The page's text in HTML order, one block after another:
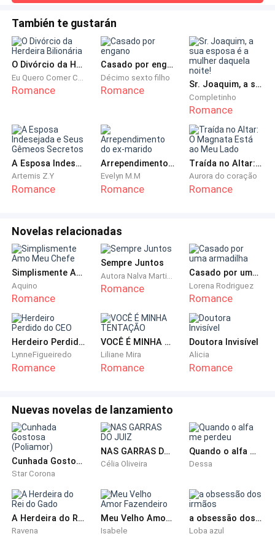
época de caserna.
As duas levantaram-se quando Helena entrou.
—Leoa, disse Sílvia, abrindo um sorriso. O apelido não
era apenas símbolo de força, mas de respeito.
—Bom tê-la de volta.
—Só estou aqui porque disseram que é missão classe
vermelha. Respondeu Helena, seca.
—Se for proteção de político em campanha, podem
arrumar outra.
—Não é isso, disse Dandara, empurrando um dossiê
grosso sobre a mesa.
—É proteção de alto risco. Perfil corporativo.
—Mas com histórico de ameaças e investigações
abertas.
—Ele está no topo da lista de alvos de dois grupos
extremistas.
Helena folheou as páginas sem pressa. O nome na
capa a fez franzir a testa.
Leonardo Bianchi.
O magnata da Bianchi Group. Conhecido por sua
tempestade que se formava ao redor dele. Aquela
inocência era ao mesmo tempo seu maior tesouro e sua
maior vulnerabilidade.Ela fechou os olhos por um instante.O
cheiro do deserto veio à memória. O som distante de
explosões. O gosto metálico do medo na boca. A
También te gustarán
O Divórcio da Herdeira Bilionária
Romance
Casado por engano
Décimo sexto filho
Romance Sr. Joaquim, a sua esposa é a mulher daquela noite!
Completinho
Romance
A Esposa Indesejada e Seus Gêmeos Secretos
Artemis Z.Y
Romance
Arrependimento do ex-marido
Evelyn M.M
Romance
Traída no Altar: O Magnata Está ao Meu Lado
Aurora do coração
Romance
Novelas relacionadas
Simplismente Amo Meu Chefe
Aquino
Romance
Sempre Juntos
Romance
Casado por uma armadilha
Lorena Rodriguez
Romance
Herdeiro Perdido do CEO
LynneFigueiredo
Romance
VOCÊ É MINHA TENTAÇÃO
Liliane Mira
Romance
Doutora Invisível
Alicia
Romance
Nuevas novelas de lanzamiento
Cunhada Gostosa (Poliamor)
Star Corona
NAS GARRAS DO JUIZ
Célia Oliveira
Quando o alfa me perdeu
Dessa
A Herdeira do Rei do Gado
Ravena
Meu Velho Amor Fazendeiro
Isabele
a obsessão dos irmãos
Loba azul